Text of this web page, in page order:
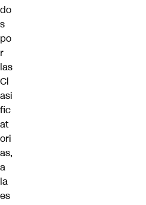
do
s
po
r
las
Cl
asi
fic
at
ori
as,
a
la
es